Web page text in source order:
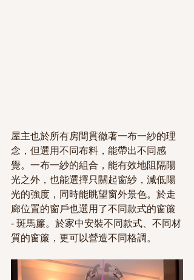
屋主也於所有房間貫徹著一布一紗的理
念，但選用不同布料，能帶出不同感
覺。一布一紗的組合，能有效地阻隔陽
光之外，也能選擇只關起窗紗，減低陽
光的強度，同時能眺望窗外景色。於走
廊位置的窗戶也選用了不同款式的窗簾
- 斑馬簾。於家中安裝不同款式、不同材
質的窗簾，更可以營造不同格調。